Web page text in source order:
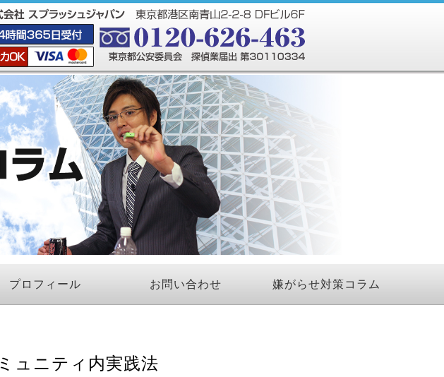
プロフィール お問い合わせ 嫌がらせ対策コラム
ュニティ内実践法